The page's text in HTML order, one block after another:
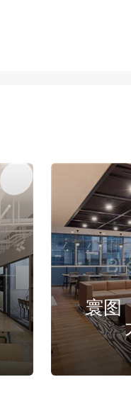
寰图